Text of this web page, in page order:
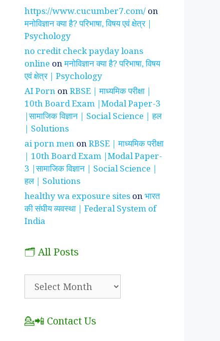
झाँसी की रानी के रहस्मयी
सुनीता विलियम्स ~
भारतीय मूल की अन्तरिक्ष
यात्री
https://www.cucumber7.com/ on
मनोविज्ञान क्या है? परिभाषा, विषय एवं क्षेत्र |
Psychology
no credit check payday loans
online onमनोविज्ञान क्या है? परिभाषा, विषय
एवं क्षेत्र | Psychology
AI Porn onRBSE | माध्यमिक परीक्षा |
10th Board Exam |Modal Paper-3
|सामाजिक विज्ञान | Social Science | हल
| Solutions
ai porn men onRBSE | माध्यमिक परीक्षा
| 10th Board Exam |Modal Paper-
3 |सामाजिक विज्ञान | Social Science |
हल | Solutions
healthy wa exposure sites onभारत
की संघीय व्यवस्था | Federal System of
India
🗂️ All Posts
💁📲 Contact Us